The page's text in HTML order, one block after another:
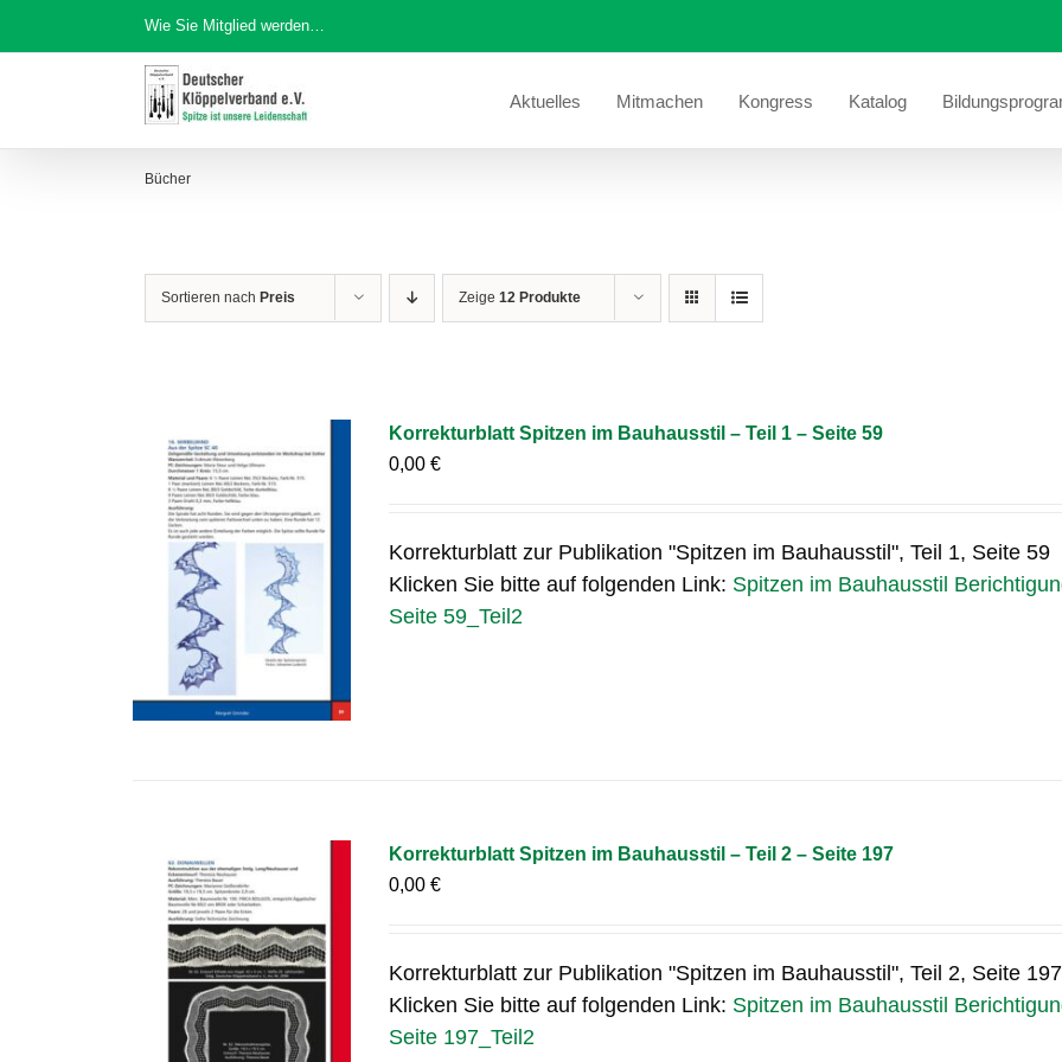
Inhalt
Wie Sie Mitglied werden…
Aktuelles Mitmachen Kongress Katalog
Bücher
Sortieren nach Preis Zeige 12 Produkte
Korrekturblatt Spitzen im Bauhausstil – Teil 1 – Seite 59
0,00€
Korrekturblatt zur Publikation "Spitzen im Bauhausstil", Teil 1, Seite 59
Klicken Sie bitte auf folgenden Link: Spitzen im Bauhausstil
Seite 59_Teil2
Korrekturblatt Spitzen im Bauhausstil – Teil 2 – Seite 197
0,00€
Korrekturblatt zur Publikation "Spitzen im Bauhausstil", Teil 2, Seite 197
Klicken Sie bitte auf folgenden Link: Spitzen im Bauhausstil
Seite 197_Teil2